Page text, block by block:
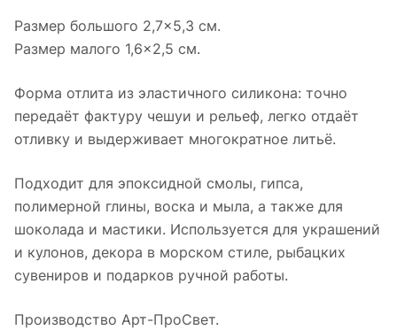
Размер большого 2,7×5,3 см.
Размер малого 1,6×2,5 см.
Форма отлита из эластичного силикона: точно
передаёт фактуру чешуи и рельеф, легко отдаёт
отливку и выдерживает многократное литьё.
Подходит для эпоксидной смолы, гипса,
полимерной глины, воска и мыла, а также для
шоколада и мастики. Используется для украшений
и кулонов, декора в морском стиле, рыбацких
сувениров и подарков ручной работы.
Производство Арт-ПроСвет.